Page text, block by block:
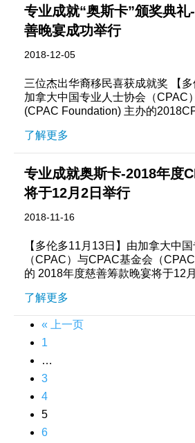
专业成就“奥斯卡”颁奖典礼
善晚宴成功举行
2018-12-05
三位杰出华裔移民喜获成就奖 【
加拿大中国专业人士协会（CPAC
(CPAC Foundation) 主办的
了解更多
专业成就奥斯卡-2018年度
将于12月2日举行
2018-11-16
【多伦多11月13日】由加拿大中
（CPAC）与CPAC基金会（
的 2018年度慈善筹款晚宴将于12
了解更多
« 上一页
1
…
3
4
5
6